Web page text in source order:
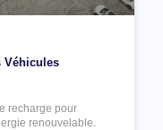
Véhicules
recharge pour
renouvelable.